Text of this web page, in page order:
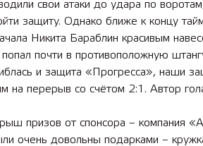
свои атаки до удара по
защиту. Однако ближе к концу
Никита Бараблин красивым
почти в противоположную
и защита «Прогресса», наши
на перерыв со счётом 2:1. Автор
призов от спонсора – компания
очень довольны подарками –